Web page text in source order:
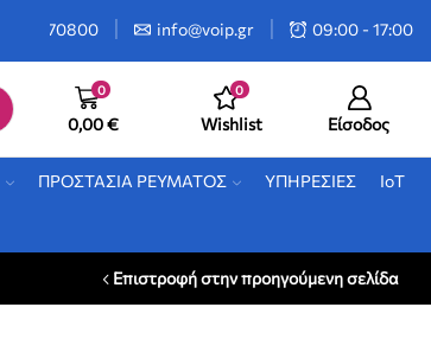
2106470800 info@voip.gr 09:00 - 17:00
0
0,00€
0
Wishlist Είσοδος
ΠΡΟΣΤΑΣΙΑ ΡΕΥΜΑΤΟΣ ΥΠΗΡΕΣΙΕΣ IoT
Επιστροφή στην προηγούμενη σελίδα